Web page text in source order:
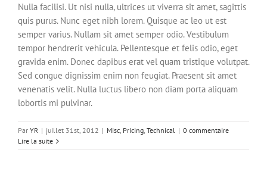
Nulla facilisi. Ut nisi nulla, ultrices ut viverra sit amet, sagittis
quis purus. Nunc eget nibh lorem. Quisque ac leo ut est
semper varius. Nullam sit amet semper odio. Vestibulum
tempor hendrerit vehicula. Pellentesque et felis odio, eget
gravida enim. Donec dapibus erat vel quam tristique volutpat.
Sed congue dignissim enim non feugiat. Praesent sit amet
venenatis velit. Nulla luctus libero non diam porta aliquam
lobortis mi pulvinar.
Par YR | juillet 31st, 2012 | Misc, Pricing, Technical | 0 commentaire
Lire la suite